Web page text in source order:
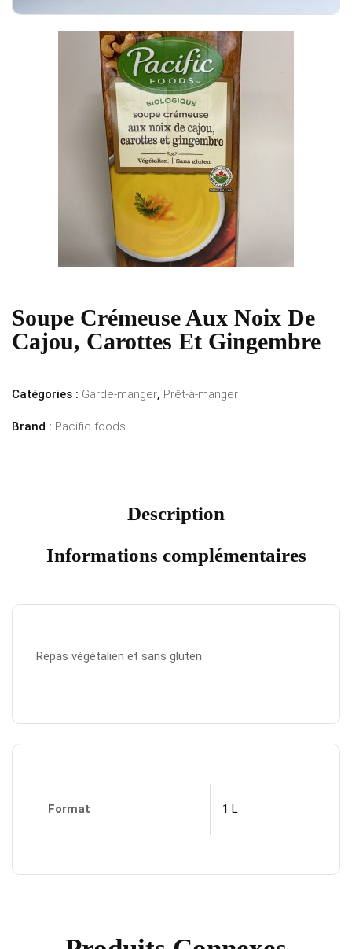
Soupe Crémeuse Aux Noix De
Cajou, Carottes Et Gingembre
Catégories : Garde-manger, Prêt-à-manger
Brand : Pacific foods
Description
Informations complémentaires
Repas végétalien et sans gluten
Format 1 L